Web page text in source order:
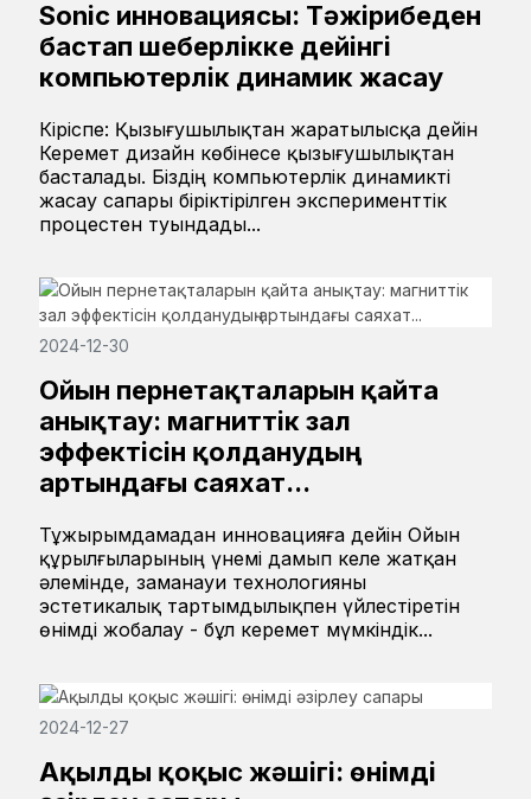
Sonic инновациясы: Тәжірибеден
бастап шеберлікке дейінгі
компьютерлік динамик жасау
Кіріспе: Қызығушылықтан жаратылысқа дейін
Керемет дизайн көбінесе қызығушылықтан
басталады. Біздің компьютерлік динамикті
жасау сапары біріктірілген эксперименттік
процестен туындады...
2024-12-30
Ойын пернетақталарын қайта
анықтау: магниттік зал
эффектісін қолданудың
артындағы саяхат...
Тұжырымдамадан инновацияға дейін Ойын
құрылғыларының үнемі дамып келе жатқан
әлемінде, заманауи технологияны
эстетикалық тартымдылықпен үйлестіретін
өнімді жобалау - бұл керемет мүмкіндік...
2024-12-27
Ақылды қоқыс жәшігі: өнімді